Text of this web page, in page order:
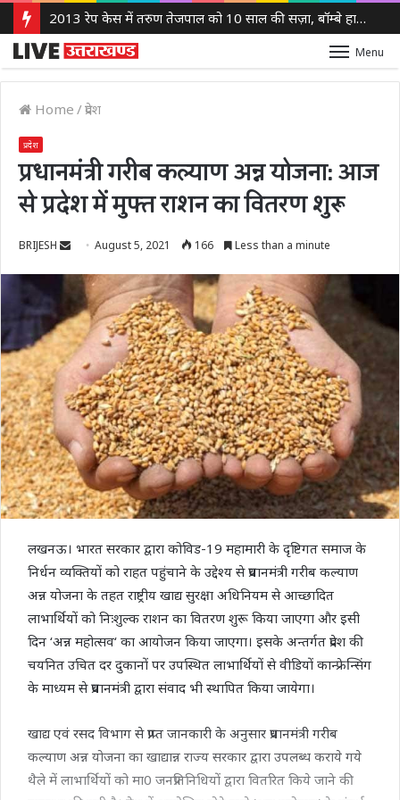
2013 रेप केस में तरुण तेजपाल को 10 साल की सज़ा, बॉम्बे हाई कोर्ट ने लगाया 10 लाख रुपये का जुर्माना
Menu
Home /प्रदेश
प्रदेश
प्रधानमंत्री गरीब कल्याण अन्न योजना: आज
से प्रदेश में मुफ्त राशन का वितरण शुरू
BRIJESH
Send
email
August 5, 2021 166 Less than a minute
लखनऊ। भारत सरकार द्वारा कोविड-19 महामारी के दृष्टिगत समाज के
निर्धन व्यक्तियों को राहत पहुंचाने के उद्देश्य से प्रधानमंत्री गरीब कल्याण
अन्न योजना के तहत राष्ट्रीय खाद्य सुरक्षा अधिनियम से आच्छादित
लाभार्थियों को निःशुल्क राशन का वितरण शुरू किया जाएगा और इसी
दिन ‘अन्न महोत्सव‘ का आयोजन किया जाएगा। इसके अन्तर्गत प्रदेश की
चयनित उचित दर दुकानों पर उपस्थित लाभार्थियों से वीडियों कान्फ्रेन्सिंग
के माध्यम से प्रधानमंत्री द्वारा संवाद भी स्थापित किया जायेगा।
खाद्य एवं रसद विभाग से प्राप्त जानकारी के अनुसार प्रधानमंत्री गरीब
कल्याण अन्न योजना का खाद्यान्न राज्य सरकार द्वारा उपलब्ध कराये गये
थैले में लाभार्थियों को मा0 जनप्रतिनिधियों द्वारा वितरित किये जाने की